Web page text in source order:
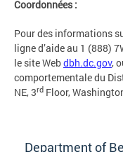
Coordonnées :
Pour des informations
ligne d’aide au 1 (888)
le site Webdbh.dc.gov,
comportementale du
NE, 3rd Floor,
Department of